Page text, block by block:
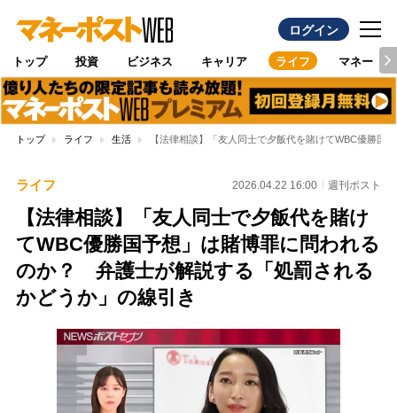
ログイン
トップ 投資 ビジネス キャリア ライフ マネー
トップ ライフ 生活 【法律相談】「友人同士で夕飯代を賭けてWBC優勝
ライフ 2026.04.22 16:00 週刊ポスト
【法律相談】「友人同士で夕飯代を賭け
てWBC優勝国予想」は賭博罪に問われる
のか？ 弁護士が解説する「処罰される
かどうか」の線引き